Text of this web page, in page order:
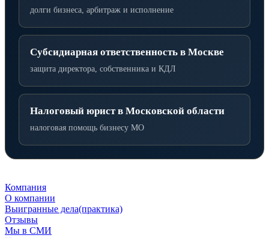
долги бизнеса, арбитраж и исполнение
Субсидиарная ответственность в Москве
защита директора, собственника и КДЛ
Налоговый юрист в Московской области
налоговая помощь бизнесу МО
Компания
О компании
Выигранные дела(практика)
Отзывы
Мы в СМИ